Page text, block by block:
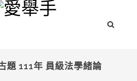
題 111年 員級法學緒論